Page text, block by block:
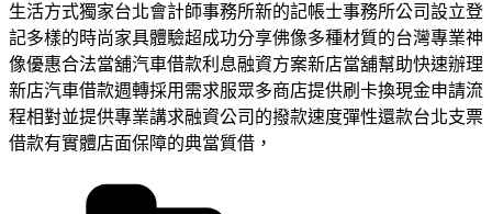
生活方式獨家台北會計師事務所新的記帳士事務所公司設立登
記多樣的時尚家具體驗超成功分享佛像多種材質的台灣專業神
像優惠合法當舖汽車借款利息融資方案新店當舖幫助快速辦理
新店汽車借款週轉採用需求服眾多商店提供刷卡換現金申請流
程相對並提供專業講求融資公司的撥款速度彈性還款台北支票
借款有實體店面保障的典當質借，